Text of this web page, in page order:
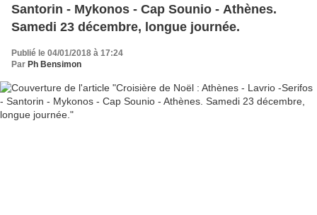
Santorin - Mykonos - Cap Sounio - Athènes.
Samedi 23 décembre, longue journée.
Publié le 04/01/2018 à 17:24
Par Ph Bensimon